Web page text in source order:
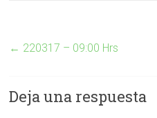
← 220317 – 09:00 Hrs
Deja una respuesta